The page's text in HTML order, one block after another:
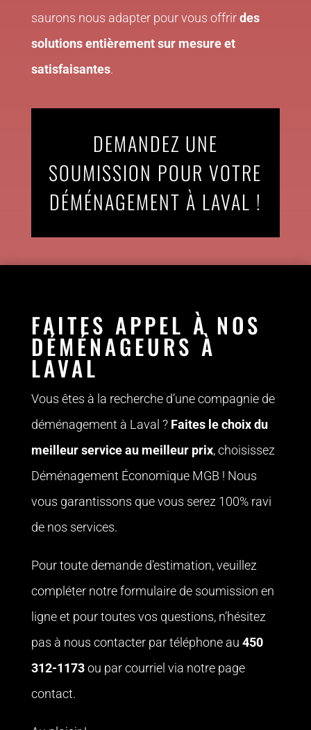
saurons nous adapter pour vous offrirdes
solutions entièrement sur mesure et
satisfaisantes.
DEMANDEZ UNE
SOUMISSION POUR VOTRE
DÉMÉNAGEMENT À LAVAL !
FAITES APPEL À NOS
DÉMÉNAGEURS À
LAVAL
Vous êtes à la recherche d’une compagnie de
déménagement à Laval ? Faites le choix du
meilleur service au meilleur prix, choisissez
Déménagement Économique MGB ! Nous
vous garantissons que vous serez 100% ravi
de nos services.
Pour toute demande d’estimation, veuillez
compléter notre formulaire de soumission en
ligneet pour toutes vos questions, n’hésitez
pas à nous contacter par téléphone au 450
312-1173ou par courriel via notre page
contact.